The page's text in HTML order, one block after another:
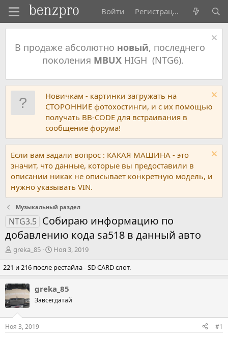
Войти Регистрация
В продаже абсолютно новый, последнего
поколения MBUXHIGH (NTG6).
Новичкам - картинки загружать на
СТОРОННИЕ фотохостинги, и с их помощью
получать BB-CODE для встраивания в
сообщение форума!
Если вам задали вопрос : КАКАЯ МАШИНА - это
значит, что данные, которые вы предоставили в
описании никак не описывает конкретную модель, и
нужно указывать VIN.
Музыкальный раздел
NTG3.5 Собираю информацию по
добавлению кода sa518 в данный авто
А
о
р
т
е
м
greka_85
Д
т
а
н
а
ч
а
Ноя 3, 2019
221 и 216 после рестайла - SD CARD слот.
greka_85
Завсегдатай
Ноя 3, 2019 #1